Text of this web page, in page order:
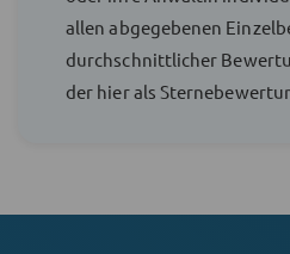
allen abgegebenen
durchschnittlicher
der hier als